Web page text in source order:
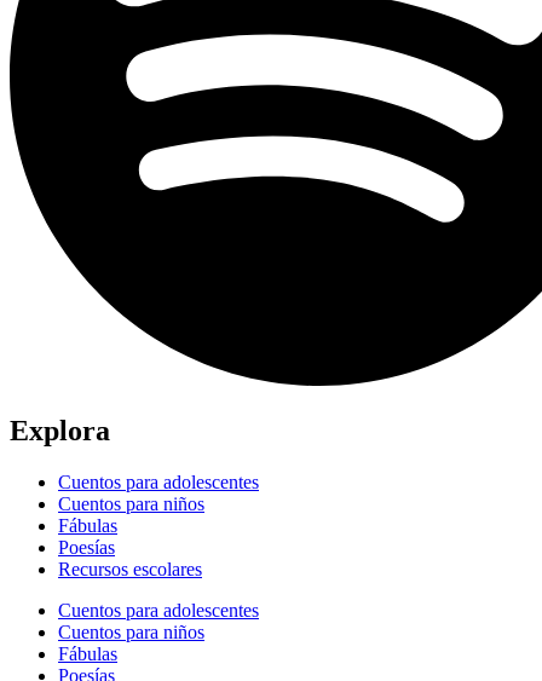
Explora
Cuentos para adolescentes
Cuentos para niños
Fábulas
Poesías
Recursos escolares
Cuentos para adolescentes
Cuentos para niños
Fábulas
Poesías